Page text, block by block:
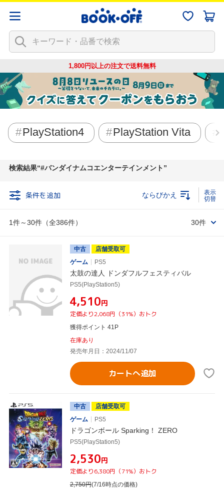
1,800円以上の注文で送料無料
PlayStation4 PlayStation Vita
検索結果 #バンダイナムコエンターテインメント
条件を追加
1件～30件（全386件）
ならびかえ
30件
中古
店舗受取可
ゲーム
PS5
太鼓の達人 ドンダフルフェスティバル
PS5(PlayStation5)
¥4,510円
定価より2,068円（31%）おトク
獲得ポイント 41P
在庫あり
発売年月日：2024/11/07
カートへ追加
中古
店舗受取可
ゲーム
PS5
ドラゴンボール Sparking！ ZERO
PS5(PlayStation5)
¥2,530円
定価より6,380円（71%）おトク
2,750円(7/16時点の価格)